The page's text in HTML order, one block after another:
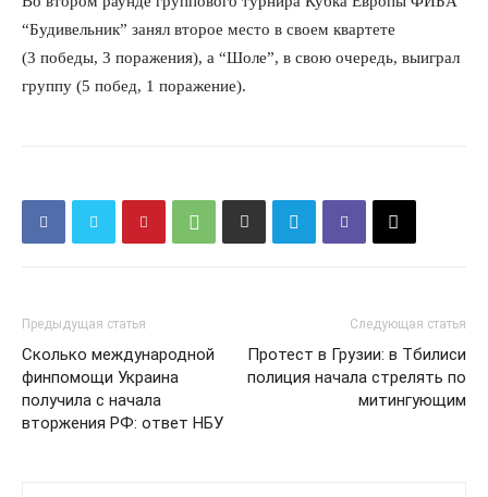
“Будивельник” занял второе место в своем квартете
(3 победы, 3 поражения), а “Шоле”, в свою очередь, выиграл
группу (5 побед, 1 поражение).
Предыдущая статья
Сколько международной
финпомощи Украина
получила с начала
вторжения РФ: ответ НБУ
Следующая статья
Протест в Грузии: в Тбилиси
полиция начала стрелять по
митингующим